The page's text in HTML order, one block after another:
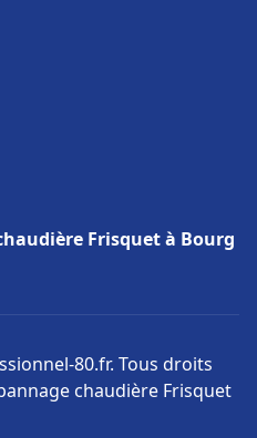
Frisquet à Bourg
80.fr. Tous droits
chaudière Frisquet